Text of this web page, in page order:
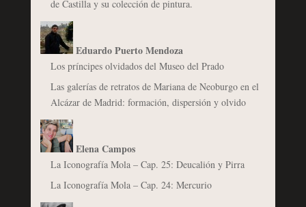
de Castilla y su colección de pintura.
Eduardo Puerto Mendoza
Los príncipes olvidados del Museo del Prado
Las galerías de retratos de Mariana de Neoburgo en el
Alcázar de Madrid: formación, dispersión y olvido
Elena Campos
La Iconografía Mola – Cap. 25: Deucalión y Pirra
La Iconografía Mola – Cap. 24: Mercurio